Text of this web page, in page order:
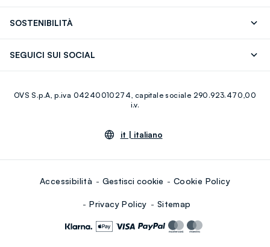
Giftcard
SOSTENIBILITÀ
SEGUICI SUI SOCIAL
Youtube Linkedin
OVS S.p.A, p.iva 04240010274, capitale sociale 290.923.470,00
i.v.
it | italiano
Accessibilità Gestisci cookie Cookie Policy
Privacy Policy Sitemap